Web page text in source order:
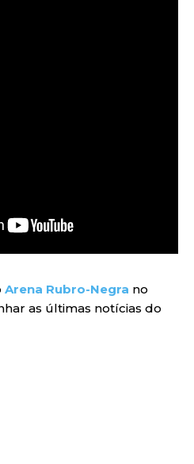
Arena Rubro-Negra no
as últimas notícias do